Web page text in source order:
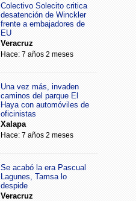
Colectivo Solecito critica
desatención de Winckler
frente a embajadores de
EU
Veracruz
Hace: 7 años 2 meses
Una vez más, invaden
caminos del parque El
Haya con automóviles de
oficinistas
Xalapa
Hace: 7 años 2 meses
Se acabó la era Pascual
Lagunes, Tamsa lo
despide
Veracruz